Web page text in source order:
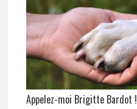
Appelez-moi Brigitte Bardot !